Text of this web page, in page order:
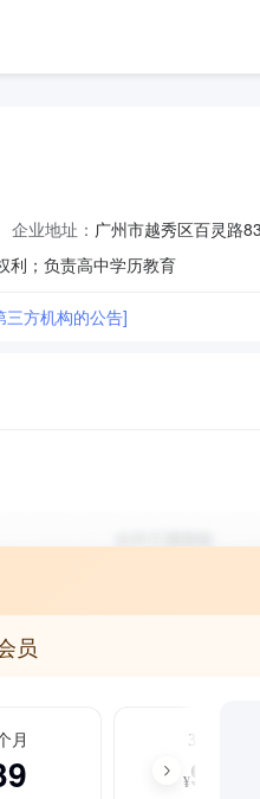
企业地址： 广州市越秀区百灵路
利；负责高中学历教育
三方机构的公告]
员
月 3个月
¥99